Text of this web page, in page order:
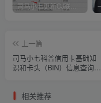
司马小七更新CJ联盟大路货的新版注册教程！
上一篇
司马小七科普信用卡基础知
识和卡头（BIN）信息查询工
相关推荐